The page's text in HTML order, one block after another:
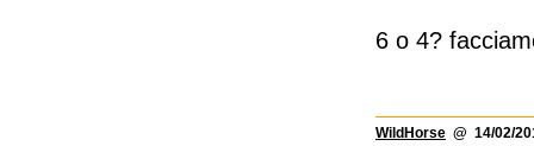
6 o 4?
WildHorse @ 14/02/